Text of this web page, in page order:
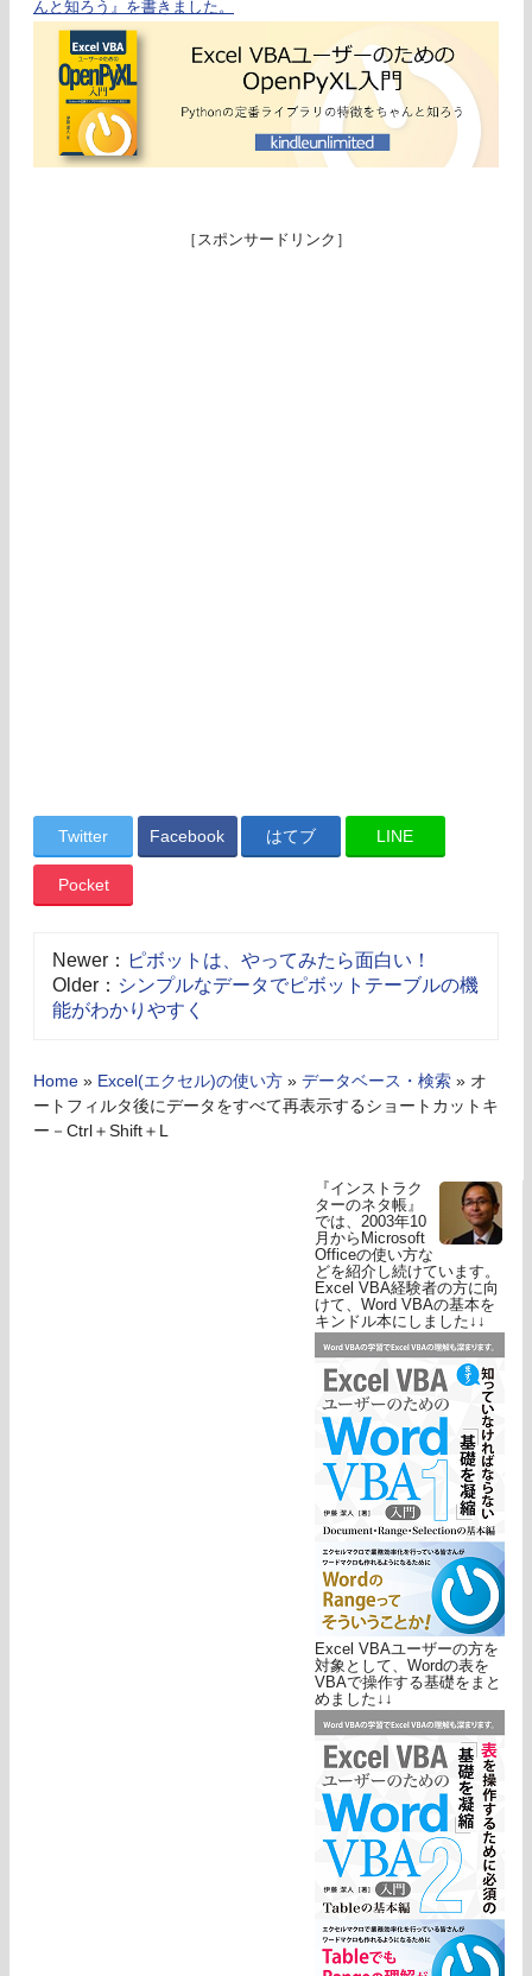
んと知ろう』を書きました。
［スポンサードリンク］
Twitter Facebook はてブ LINE
Pocket
Newer： ピボットは、やってみたら面白い！
Older： シンプルなデータでピボットテーブルの機
能がわかりやすく
Home » Excel(エクセル)の使い方 » データベース・検索 » オ
ートフィルタ後にデータをすべて再表示するショートカットキ
ー－Ctrl＋Shift＋L
『インストラク
ターのネタ帳』
では、2003年10
月からMicrosoft
Officeの使い方な
どを紹介し続けています。
Excel VBA経験者の方に向
けて、Word VBAの基本を
キンドル本にしました↓↓
Excel VBAユーザーの方を
対象として、Wordの表を
VBAで操作する基礎をまと
めました↓↓